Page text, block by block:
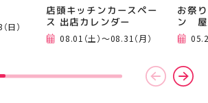
ッチンカースペース 出店カ
（土）～08.31（月）
BBQビアガーデン 屋上で好
（木）～09.27（日）
シカメラ 平日限定1時間駐
アム駐車サービス [4～8F
日）
店頭キッチンカースペー
ス 出店カレンダー
08.01（土）～08.31（月）
お祭
ン 屋